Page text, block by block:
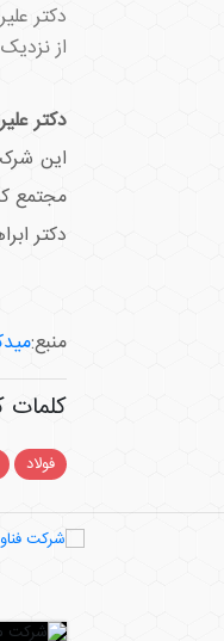
دکتر
از
دکتر
دکتر
منبع:
کلمات
فولاد